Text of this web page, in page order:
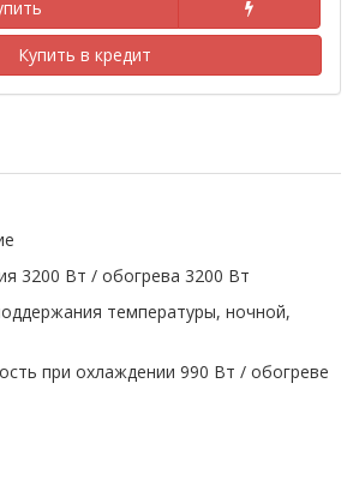
Купить в кредит
3200 Вт / обогрева 3200 Вт
температуры, ночной,
при охлаждении 990 Вт / обогреве